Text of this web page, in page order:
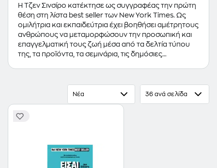
Η Τζεν Σινσίρο κατέκτησε ως συγγραφέας την πρώτη
θέση στη λίστα best seller των New York Times. Ως
ομιλήτρια και εκπαιδεύτρια έχει βοηθήσει αμέτρητους
ανθρώπους να μεταμορφώσουν την προσωπική και
επαγγελματική τους ζωή μέσα από τα δελτία τύπου
της, τα προϊόντα, τα σεμινάρια, τις δημόσιες
Νέα 36 ανά σελίδα